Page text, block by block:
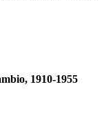
1910-1955